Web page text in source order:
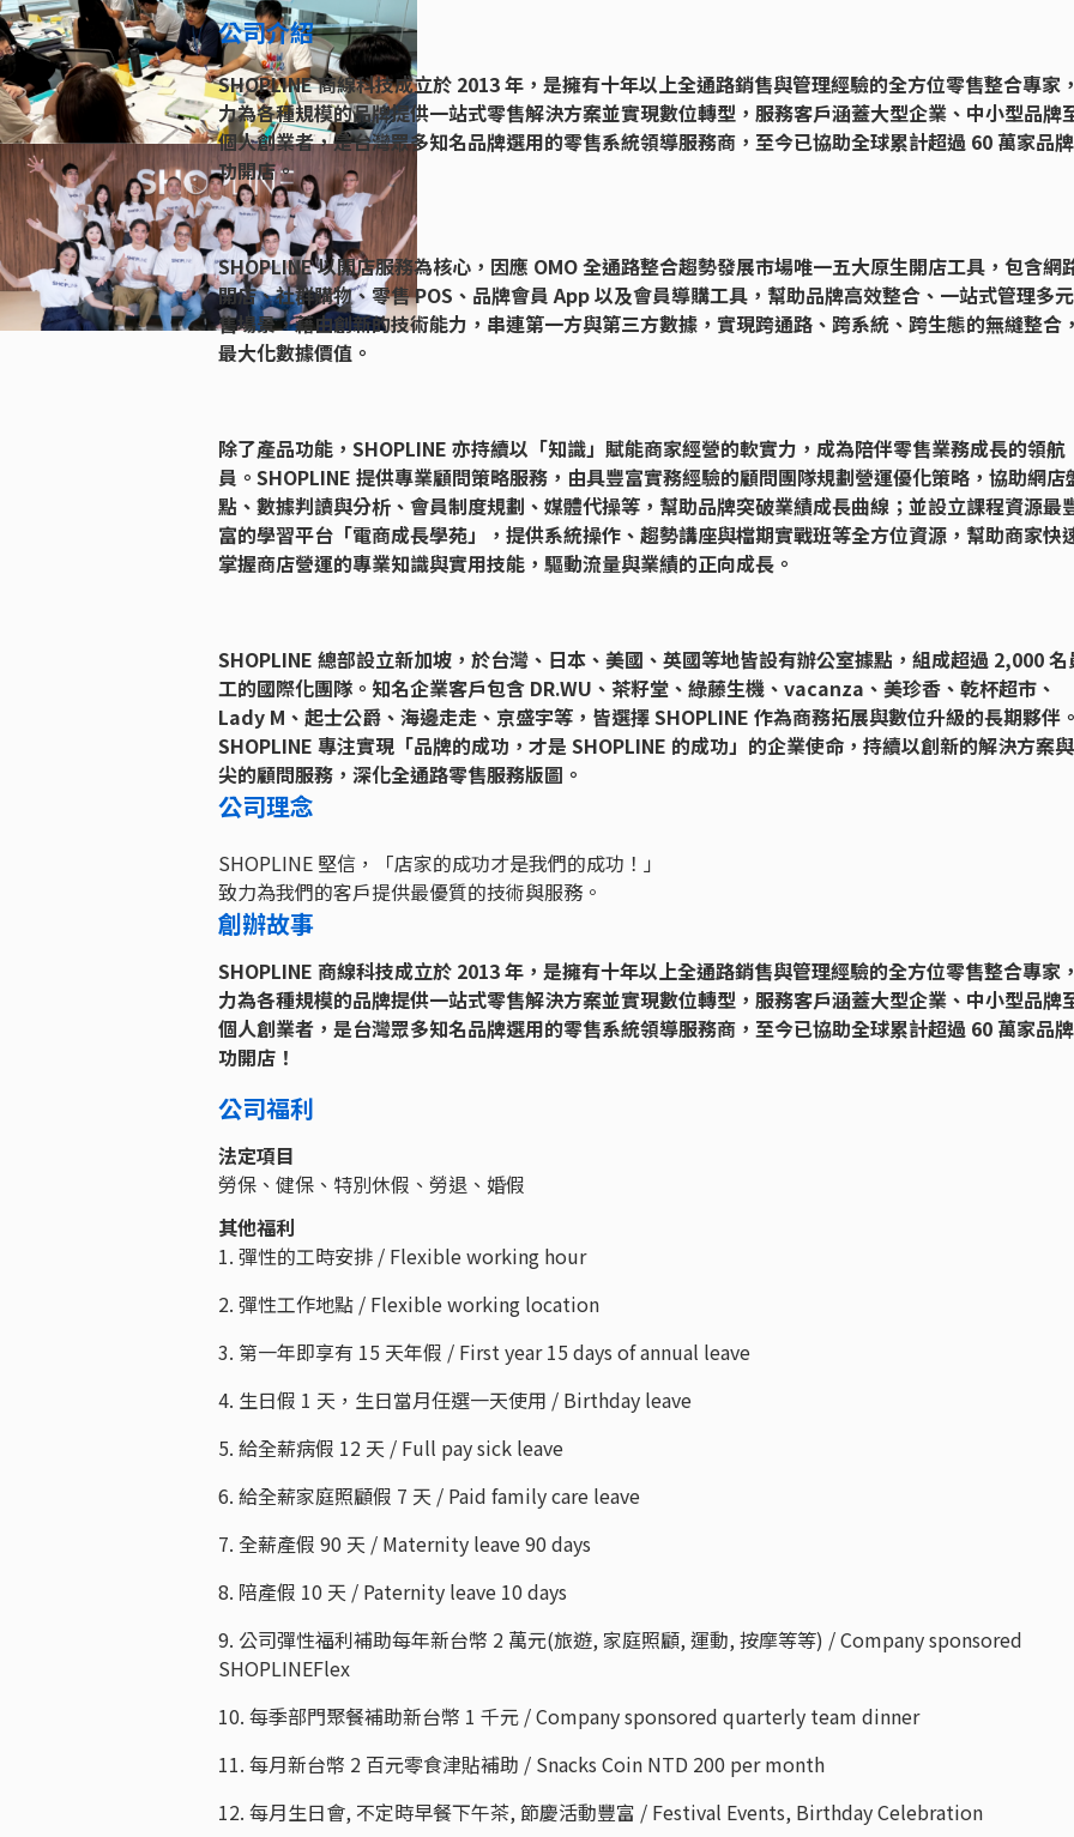
公司介紹
SHOPLINE 商線科技成立於 2013 年，是擁有十年以上全通路銷售與管理經驗的全方位零售整合專家
力為各種規模的品牌提供一站式零售解決方案並實現數位轉型，服務客戶涵蓋大型企業、中小型品牌
個人創業者，是台灣眾多知名品牌選用的零售系統領導服務商，至今已協助全球累計超過 60 萬家品
功開店。
SHOPLINE 以開店服務為核心，因應 OMO 全通路整合趨勢發展市場唯一五大原生開店工具，包含網
開店、社群購物、零售 POS、品牌會員 App 以及會員導購工具，幫助品牌高效整合、一站式管理多
售場景，藉由創新的技術能力，串連第一方與第三方數據，實現跨通路、跨系統、跨生態的無縫整合，
最大化數據價值。
除了產品功能，SHOPLINE 亦持續以「知識」賦能商家經營的軟實力，成為陪伴零售業務成長的領航
員。SHOPLINE 提供專業顧問策略服務，由具豐富實務經驗的顧問團隊規劃營運優化策略，協助網店
點、數據判讀與分析、會員制度規劃、媒體代操等，幫助品牌突破業績成長曲線；並設立課程資源最
富的學習平台「電商成長學苑」，提供系統操作、趨勢講座與檔期實戰班等全方位資源，幫助商家快
掌握商店營運的專業知識與實用技能，驅動流量與業績的正向成長。
SHOPLINE 總部設立新加坡，於台灣、日本、美國、英國等地皆設有辦公室據點，組成超過 2,000 名
工的國際化團隊。知名企業客戶包含 DR.WU、茶籽堂、綠藤生機、vacanza、美珍香、乾杯超市、
Lady M、起士公爵、海邊走走、京盛宇等，皆選擇 SHOPLINE 作為商務拓展與數位升級的長期夥伴。
SHOPLINE 專注實現「品牌的成功，才是 SHOPLINE 的成功」的企業使命，持續以創新的解決方案
尖的顧問服務，深化全通路零售服務版圖。
公司理念
SHOPLINE 堅信，「店家的成功才是我們的成功！」
致力為我們的客戶提供最優質的技術與服務。
創辦故事
SHOPLINE 商線科技成立於 2013 年，是擁有十年以上全通路銷售與管理經驗的全方位零售整合專家
力為各種規模的品牌提供一站式零售解決方案並實現數位轉型，服務客戶涵蓋大型企業、中小型品牌
個人創業者，是台灣眾多知名品牌選用的零售系統領導服務商，至今已協助全球累計超過 60 萬家品
功開店！
公司福利
法定項目
勞保、健保、特別休假、勞退、婚假
其他福利
1. 彈性的工時安排 / Flexible working hour
2. 彈性工作地點 / Flexible working location
3. 第一年即享有 15 天年假 / First year 15 days of annual leave
4. 生日假 1 天，生日當月任選一天使用 / Birthday leave
5. 給全薪病假 12 天 / Full pay sick leave
6. 給全薪家庭照顧假 7 天 / Paid family care leave
7. 全薪產假 90 天 / Maternity leave 90 days
8. 陪產假 10 天 / Paternity leave 10 days
9. 公司彈性福利補助每年新台幣 2 萬元(旅遊, 家庭照顧, 運動, 按摩等等) / Company sponsored
SHOPLINEFlex
10. 每季部門聚餐補助新台幣 1 千元 / Company sponsored quarterly team dinner
11. 每月新台幣 2 百元零食津貼補助 / Snacks Coin NTD 200 per month
12. 每月生日會, 不定時早餐下午茶, 節慶活動豐富 / Festival Events, Birthday Celebration